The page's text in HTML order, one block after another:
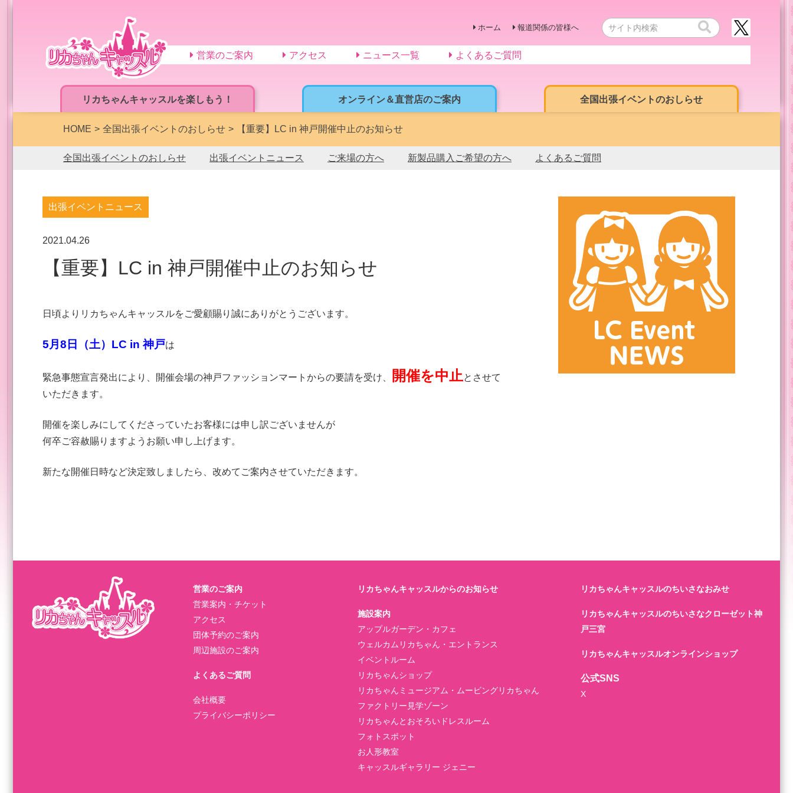
リカちゃんキャッスルを楽しもう！ オンライン＆直営店のご案内 全国出張イベントのおしらせ
ホーム 報道関係の皆様へ
営業のご案内 アクセス ニュース一覧 よくあるご質問
HOME 全国出張イベントのおしらせ 【重要】LC in 神戸開催中止のお知らせ
全国出張イベントのおしらせ 出張イベントニュース ご来場の方へ 新製品購入ご希望の方へ よくあるご質問
出張イベントニュース
2021.04.26
【重要】LC in 神戸開催中止のお知らせ
日頃よりリカちゃんキャッスルをご愛顧賜り誠にありがとうございます。
5月8日（土）LC in 神戸は
緊急事態宣言発出により、開催会場の神戸ファッションマートからの要請を受け、 開催を中止とさせて
いただきます。
開催を楽しみにしてくださっていたお客様には申し訳ございませんが
何卒ご容赦賜りますようお願い申し上げます。
新たな開催日時など決定致しましたら、改めてご案内させていただきます。
営業のご案内
営業案内・チケット
アクセス
団体予約のご案内
周辺施設のご案内
よくあるご質問
会社概要
プライバシーポリシー
リカちゃんキャッスルからのお知らせ
施設案内
アップルガーデン・カフェ
ウェルカムリカちゃん・エントランス
イベントルーム
リカちゃんショップ
リカちゃんミュージアム・ムービングリカちゃん
ファクトリー見学ゾーン
リカちゃんとおそろいドレスルーム
フォトスポット
お人形教室
キャッスルギャラリー ジェニー
リカちゃんキャッスルのちいさなおみせ
リカちゃんキャッスルのちいさなクローゼット神
戸三宮
リカちゃんキャッスルオンラインショップ
公式SNS
X